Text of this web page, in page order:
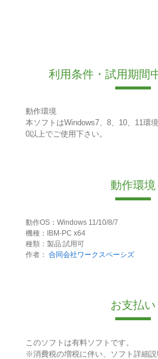
利用条件・試用期間
動作環境
本ソフトはWindows7、8、10、11環
0以上でご使用下さい。
動作環境
動作OS：Windows 11/10/8/7
機種：IBM-PC x64
種類：製品:試用可
作者： 合同会社ワークスペーシズ
お支払い
このソフトは有料ソフトです。
※消費税の増税に伴い、ソフト詳細